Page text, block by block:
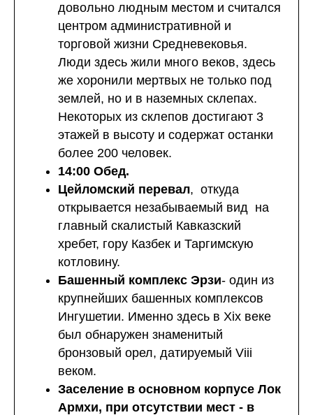
довольно людным местом и считался
центром административной и
торговой жизни Средневековья.
Люди здесь жили много веков, здесь
же хоронили мертвых не только под
землей, но и в наземных склепах.
Некоторых из склепов достигают 3
этажей в высоту и содержат останки
более 200 человек.
14:00 Обед.
Цейломский перевал, откуда
открывается незабываемый вид на
главный скалистый Кавказский
хребет, гору Казбек и Таргимскую
котловину.
Башенный комплекс Эрзи- один из
крупнейших башенных комплексов
Ингушетии. Именно здесь в Xix веке
был обнаружен знаменитый
бронзовый орел, датируемый Viii
веком.
Заселение в основном корпусе Лок
Армхи, при отсутствии мест - в